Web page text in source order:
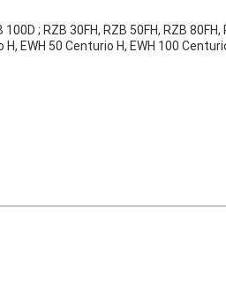
; RZB 30FH, RZB 50FH, RZB 80FH,
EWH 50 Centurio H, EWH 100